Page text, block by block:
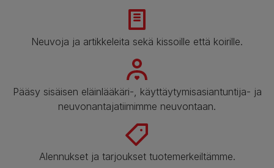
Neuvoja ja artikkeleita sekä kissoille että koirille.
Pääsy sisäisen eläinlääkäri-, käyttäytymisasiantuntija- ja
neuvonantajatiimimme neuvontaan.
Alennukset ja tarjoukset tuotemerkeiltämme.